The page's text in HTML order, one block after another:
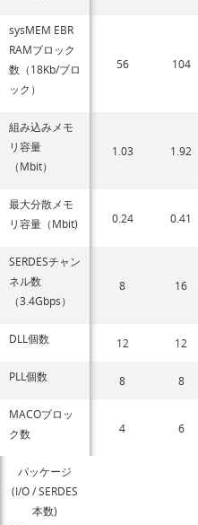
sysMEM EBR
RAMブロック
数（18Kb/ブロ
ック）
56 104
組み込みメモ
リ容量
（Mbit）
1.03 1.92
最大分散メモ
リ容量（Mbit)
0.24 0.41
SERDESチャン
ネル数
（3.4Gbps）
8 16
DLL個数 12 12
PLL個数 8 8
MACOブロッ
ク数
4 6
パッケージ
(I/O / SERDES
本数)